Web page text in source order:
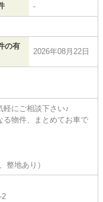
-
の有
2026年08月22日
軽にご相談下さい♪
る物件、まとめてお車で
整地あり）
2